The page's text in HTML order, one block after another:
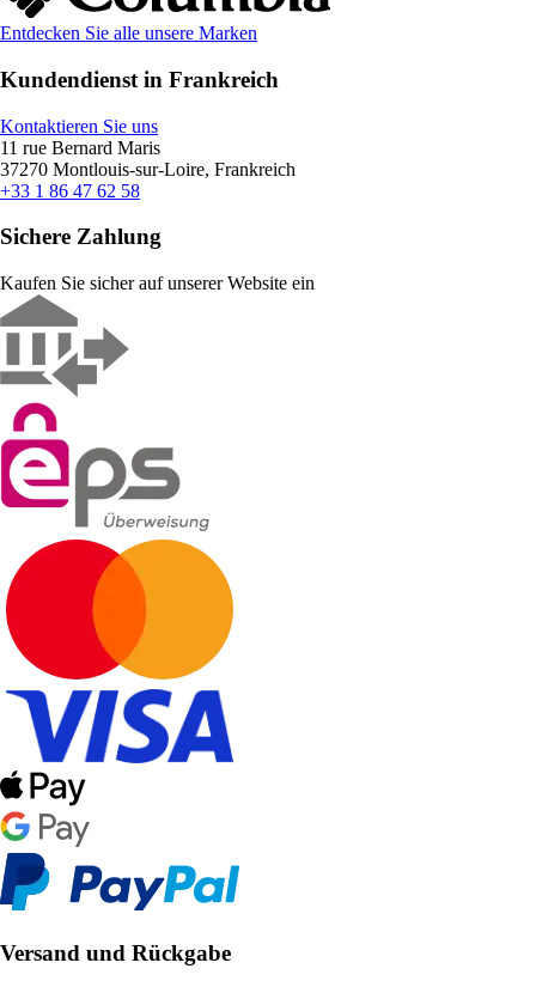
Entdecken Sie alle unsere Marken
Kundendienst in Frankreich
Kontaktieren Sie uns
11 rue Bernard Maris
37270 Montlouis-sur-Loire, Frankreich
+33 1 86 47 62 58
Sichere Zahlung
Kaufen Sie sicher auf unserer Website ein
Versand und Rückgabe